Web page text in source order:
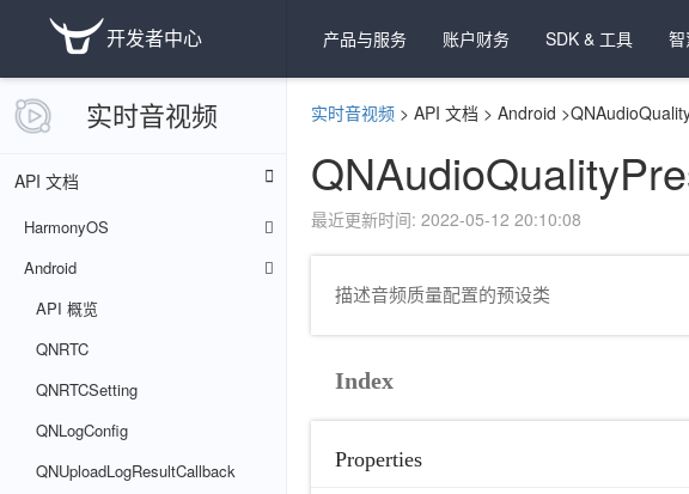
开发者中心 产品与服务 账户财务 SDK & 工具
实时音视频
API 文档
HarmonyOS
Android
API 概览
QNRTC
QNRTCSetting
QNLogConfig
QNUploadLogResultCallback
实时音视频 > API 文档 > Android >
最近更新时间: 2022-05-12 20:10:08
描述音频质量配置的预设类
Index
Properties